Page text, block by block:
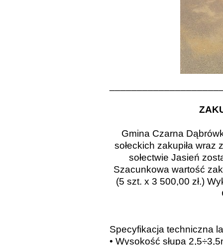
Gmina Czarna
sołeckich zakupiła
sołectwie Jasień
Szacunkowa wartość
(5 szt. x 3 500,00 zł.)
Specyfikacja techniczna
• Wysokość słupa